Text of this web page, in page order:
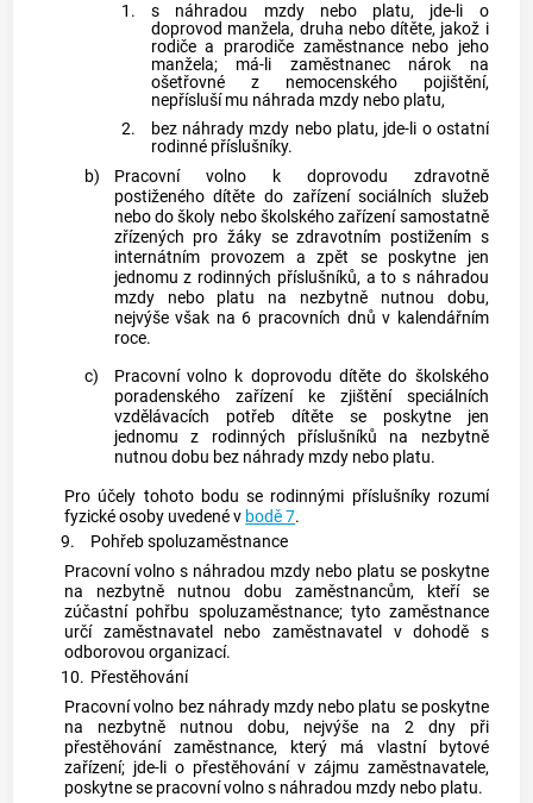
1.
s náhradou mzdy nebo platu, jde-li o
doprovod manžela, druha nebo dítěte, jakož i
rodiče a prarodiče zaměstnancenebo jeho
manžela; má-li zaměstnanecnárok na
ošetřovné z nemocenského pojištění,
nepřísluší mu náhrada mzdy nebo platu,
2.
bez náhrady mzdy nebo platu, jde-li o ostatní
rodinné příslušníky.
b)
Pracovní volno k doprovodu zdravotně
postiženého dítěte do zařízení sociálních služeb
nebo do školy nebo školského zařízení samostatně
zřízených pro žáky se zdravotním postižením s
internátním provozem a zpět se poskytne jen
jednomu z rodinných příslušníků, a to s náhradou
mzdy nebo platu na nezbytně nutnou dobu,
nejvýše však na 6 pracovních dnů v kalendářním
roce.
c)
Pracovní volno k doprovodu dítěte do školského
poradenského zařízení ke zjištění speciálních
vzdělávacích potřeb dítěte se poskytne jen
jednomu z rodinných příslušníků na nezbytně
nutnou dobu bez náhrady mzdy nebo platu.
Pro účely tohoto bodu se rodinnými příslušníky rozumí
fyzické osoby uvedené v bodě 7.
9.
Pohřeb spoluzaměstnance
Pracovní volno s náhradou mzdy nebo platu se poskytne
na nezbytně nutnou dobu zaměstnancům, kteří se
zúčastní pohřbu spoluzaměstnance; tyto zaměstnance
určí zaměstnavatel nebo zaměstnavatel v dohodě s
odborovou organizací.
10. Přestěhování
Pracovní volno bez náhrady mzdy nebo platu se poskytne
na nezbytně nutnou dobu, nejvýše na 2 dny při
přestěhování zaměstnance, který má vlastní bytové
zařízení; jde-li o přestěhování v zájmu zaměstnavatele,
poskytne se pracovní volno s náhradou mzdy nebo platu.